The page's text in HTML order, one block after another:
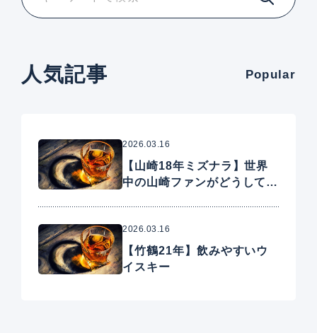
人気記事 Popular
2026.03.16
【山崎18年ミズナラ】世界
中の山崎ファンがどうしても
2026.03.16
【竹鶴21年】飲みやすいウ
イスキー